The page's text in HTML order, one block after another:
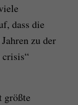
dass die
zu der
größte